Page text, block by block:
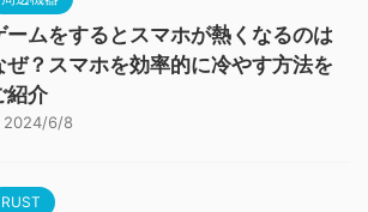
ームをするとスマホが熱くなるのは
ぜ？スマホを効率的に冷やす方法を
紹介
2024/6/8
RUST